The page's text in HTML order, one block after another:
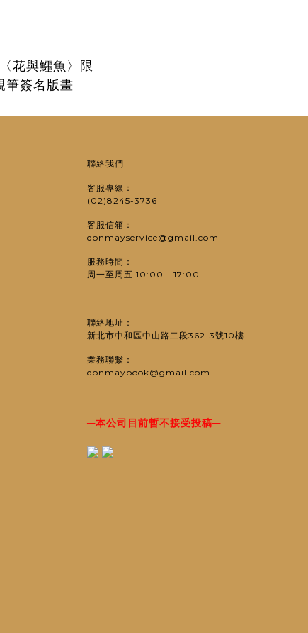
花與鱷魚〉限
筆簽名版畫
聯絡我們
客服專線：
(02)8245-3736
客服信箱：
donmayservice@gmail.com
服務時間：
周一至周五 10:00 - 17:00
聯絡地址：
新北市中和區中山路二段362-3號10樓
業務聯繫：
donmaybook@gmail.com
─本公司目前暫不接受投稿─